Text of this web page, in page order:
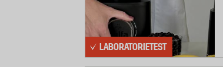
LABORATORIETEST